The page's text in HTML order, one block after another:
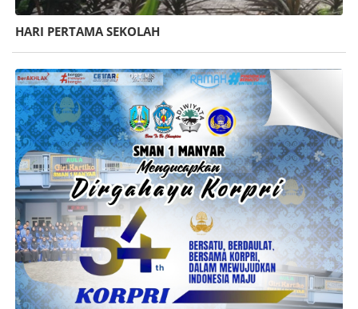
HARI PERTAMA SEKOLAH